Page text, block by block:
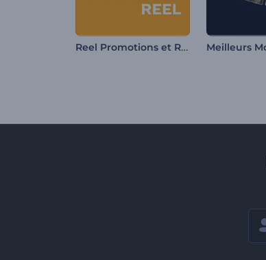
Reel Promotions et Réductions